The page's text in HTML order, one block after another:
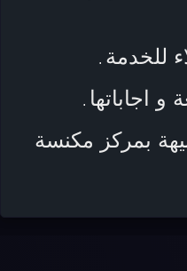
للخدمة .
و اجاباتها .
بمركز مكنسة